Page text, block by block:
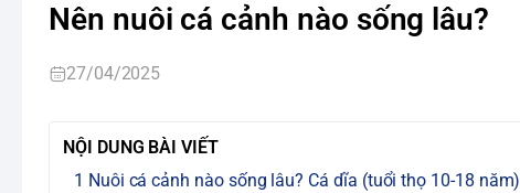
Nên nuôi cá cảnh nào sống lâu?
27/04/2025
NỘI DUNG BÀI VIẾT
Nuôi cá cảnh nào sống lâu? Cá dĩa (tuổi thọ 10-18 năm)